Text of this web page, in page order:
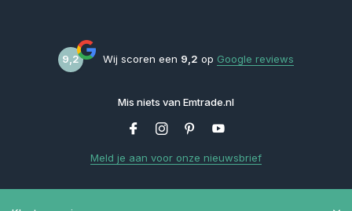
9,2 Wij scoren een 9,2 op Google reviews
Mis niets van Emtrade.nl
Meld je aan voor onze nieuwsbrief